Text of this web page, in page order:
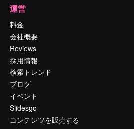
運営
料金
会社概要
Reviews
採用情報
検索トレンド
ブログ
イベント
Slidesgo
コンテンツを販売する